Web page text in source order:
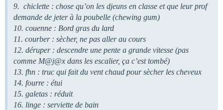
9. chiclette : chose qu’on les djeuns en classe et que leur prof
demande de jeter à la poubelle (chewing gum)
10. couenne : Bord gras du lard
11. courber : sècher, ne pas aller au cours
12. déruper : descendre une pente a grande vitesse (pas
comme M@j@x dans les escalier, ça c’est tombé)
13. fhn : truc qui fait du vent chaud pour sècher les cheveux
14. fourre : étui
15. galetas : réduit
16. linge : serviette de bain